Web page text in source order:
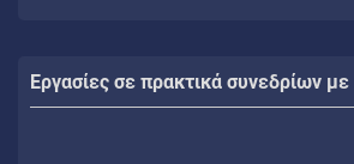
Εργασίες σε πρακτικά συνεδρίων με